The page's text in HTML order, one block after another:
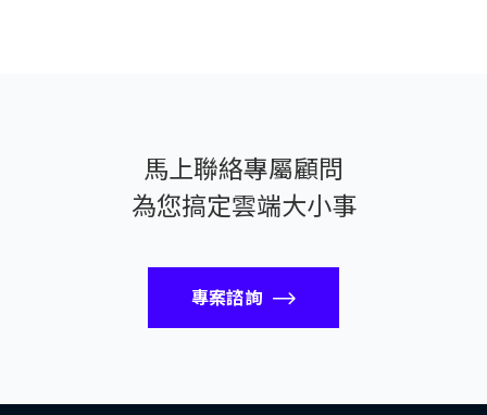
馬上聯絡專屬顧問
為您搞定雲端大小事
專案諮詢